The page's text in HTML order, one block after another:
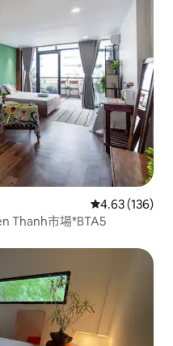
從 136 則評價
4.63 (136)
Thanh市場*BTA5